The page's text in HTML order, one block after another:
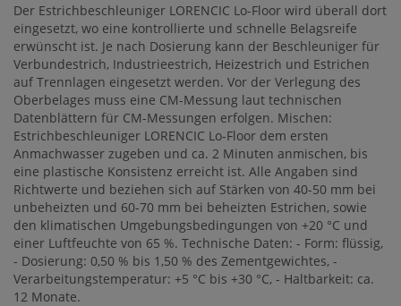
Der Estrichbeschleuniger LORENCIC Lo-Floor wird überall dort
eingesetzt, wo eine kontrollierte und schnelle Belagsreife
erwünscht ist. Je nach Dosierung kann der Beschleuniger für
Verbundestrich, Industrieestrich, Heizestrich und Estrichen
auf Trennlagen eingesetzt werden. Vor der Verlegung des
Oberbelages muss eine CM-Messung laut technischen
Datenblättern für CM-Messungen erfolgen. Mischen:
Estrichbeschleuniger LORENCIC Lo-Floor dem ersten
Anmachwasser zugeben und ca. 2 Minuten anmischen, bis
eine plastische Konsistenz erreicht ist. Alle Angaben sind
Richtwerte und beziehen sich auf Stärken von 40-50 mm bei
unbeheizten und 60-70 mm bei beheizten Estrichen, sowie
den klimatischen Umgebungsbedingungen von +20 °C und
einer Luftfeuchte von 65 %. Technische Daten: - Form: flüssig,
- Dosierung: 0,50 % bis 1,50 % des Zementgewichtes, -
Verarbeitungstemperatur: +5 °C bis +30 °C, - Haltbarkeit: ca.
12 Monate.